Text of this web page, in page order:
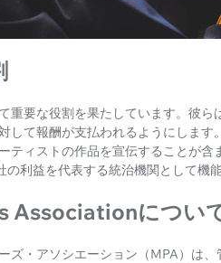
重要な役割を果たしています。彼
して報酬が支払われるようにしま
ティストの作品を宣伝することが
利益を代表する統治機関として機
Associationについ
ズ・アソシエーション（MPA）は